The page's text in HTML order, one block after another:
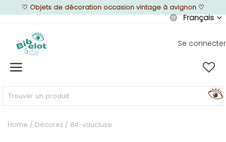
♡ Objets de décoration occasion vintage à avignon ♡
Français
Se connecter
Home
MEUBLEZ
Home Décorez 84-vaucluse